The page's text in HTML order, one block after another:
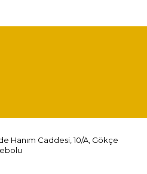
Hanım Caddesi, 10/A, Gökçe